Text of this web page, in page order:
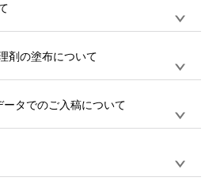
シェル
サー
利用ください。(※ 30個以下の場合
インツールをご利用ください)
後18時以降に配送業者・伝票番号を
お知らせいたしますので、直接配送業
絡いただき調整をお願い致します。
で自動的に割引(最大50%)が適用され
付与ポイント】購入金額の1％が1ポ
して付与され、次回ご注文時に1ポイ
としてお使いいただけます。ポイン
完了の翌日に付与され、次回ご注文時
頂けます。ポイントの有効期限は一
。【会員ランク】過去10カ月のご注
より会員ランク割引(最大5%)が適用
剤の塗布について
処理剤）】カラー生地（Tシャツのホ
トートバッグのナチュラル、ホワイト
プリントを定着させるための処理剤
ており、短納期・低価格で商品をお届
タでのご入稿について
ずれのデータも該当デザインのみ画
に変換、またはAdobe